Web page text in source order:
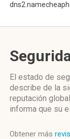
El estado de
describe de la
reputación
informa que su
Obtener más